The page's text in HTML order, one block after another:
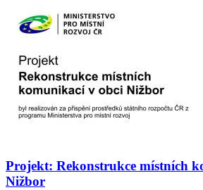
Projekt: Rekonstrukce místních
Nižbor